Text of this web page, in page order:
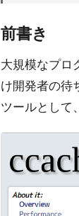
前書き
大規模なプロ
け開発者の待
ツールとして、